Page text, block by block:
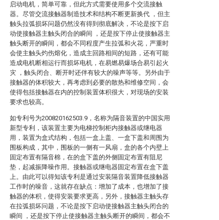
启动电机，简单可靠，但此方式需要使用多个交流接触
器。尽管交流接触器制造技术和结构不断更新换代 ，但主
触头拉弧损坏问题仍然没有得到彻底解决，不论是按下启
动使接触器主触头闭合的瞬间 ，还是按下停止使接触器主
触头断开的瞬间，都会不同程度产生拉弧和火花，严重时
会使主触头灼伤熔化，造成主回路相间的短路，还有可能
造成电机断相运行而损坏电机，在易燃易爆场合易引起火
灾 ，触头闭合、断开时还伴有较大的噪声等等。另外由于
接触器的体积较大，再考虑到必要的散热和维修空间，会
使得包括接触器在内的控制装置体积很大，对现场的安装
要求也较高。
如专利号为200820162503.9，名称为隔音装置的中国实用
新型专利，该装置主要为电梯控制柜内接触器或继电器
用，装置为盒式结构，包括一盒上盖、一盒下盖和周围为
围板构成，其中，围板的一侧有一风扇，盒的各个内壁上
固定布置有隔音棉，在的盒下盖的外侧固定布置有阻尼
垫，起减振降噪作用。接触器或继电器固定布置在盒下盖
上。由此可以得知该专利是通过安装隔音装置降低接触器
工作时的噪音，这就存在缺点：增加了成本，也增加了接
触器的体积，使得安装要求更高，另外，接触器主触头存
在拉弧损坏问题，不论是按下启动使接触器主触头闭合的
瞬间 ，还是按下停止使接触器主触头断开的瞬间，都会不